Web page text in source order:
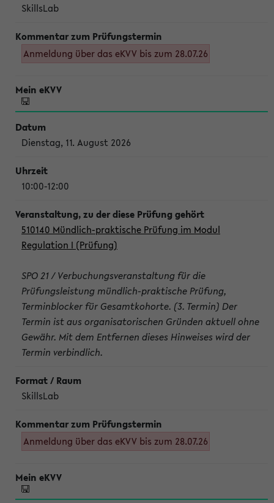
SkillsLab
Anmeldung über das eKVV bis zum 28.07.26
Dienstag, 11. August 2026
10:00-12:00
510140 Mündlich-praktische Prüfung im Modul
Regulation I (Prüfung)
SPO 21 / Verbuchungsveranstaltung für die
Prüfungsleistung mündlich-praktische Prüfung,
Terminblocker für Gesamtkohorte. (3. Termin) Der
Termin ist aus organisatorischen Gründen aktuell ohne
Gewähr. Mit dem Entfernen dieses Hinweises wird der
Termin verbindlich.
SkillsLab
Anmeldung über das eKVV bis zum 28.07.26